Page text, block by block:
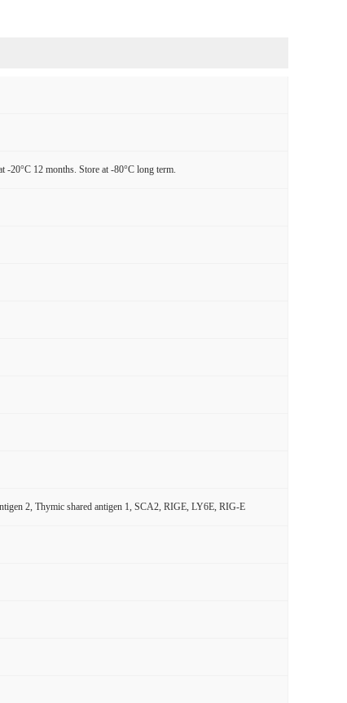
-20°C 12 months. Store at -80°C long term.
2, Thymic shared antigen 1, SCA2, RIGE, LY6E, RIG-E